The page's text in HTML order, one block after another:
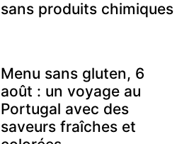
sans produits chimiques
Menu sans gluten, 6
août : un voyage au
Portugal avec des
saveurs fraîches et